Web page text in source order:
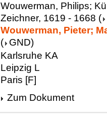
Wouwerman, Philips;
Zeichner, 1619 - 1668 (
Wouwerman, Pieter;
( GND)
Karlsruhe KA
Leipzig L
Paris [F]
Zum Dokument